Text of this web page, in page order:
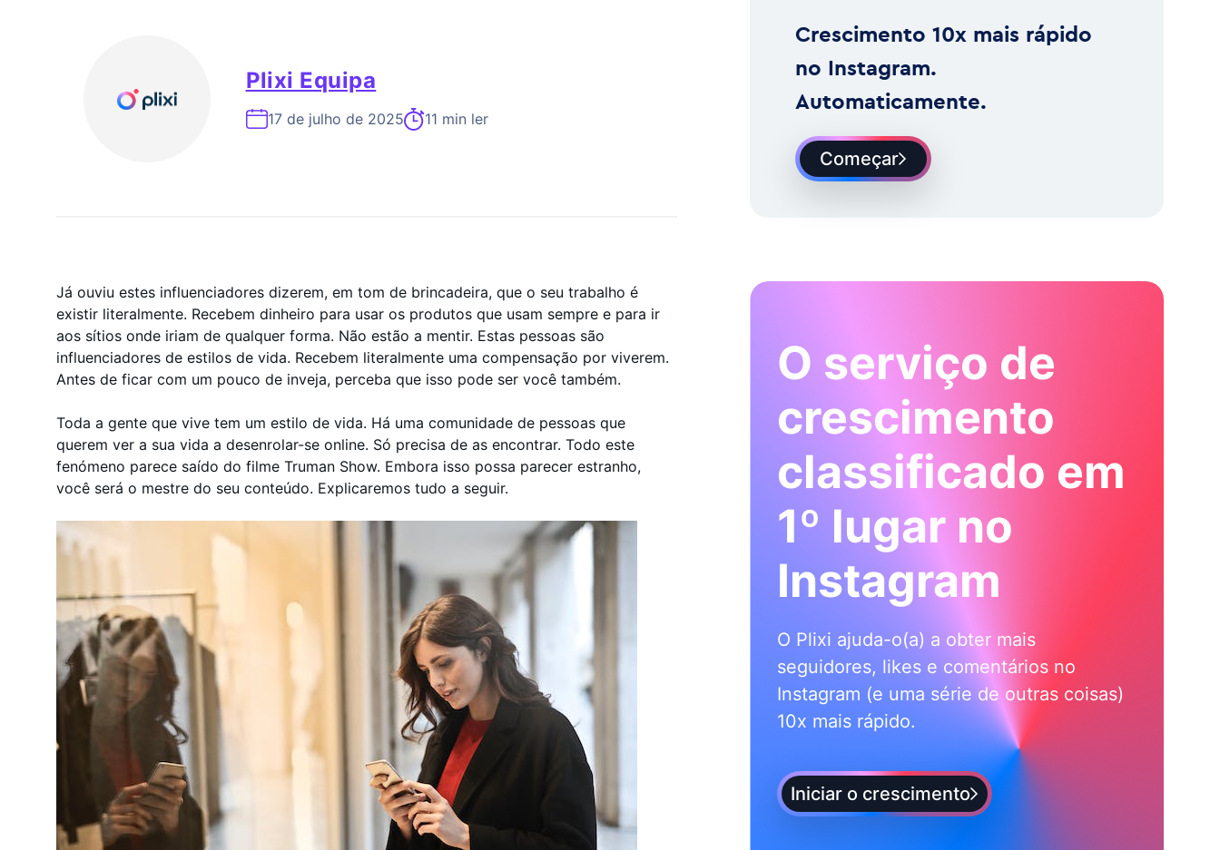
Plixi Equipa
17 de julho de 2025 11 min ler
Crescimento 10x mais rápido
no Instagram.
Automaticamente.
Começar
Já ouviu estes influenciadores dizerem, em tom de brincadeira, que o seu trabalho é
existir literalmente. Recebem dinheiro para usar os produtos que usam sempre e para ir
aos sítios onde iriam de qualquer forma. Não estão a mentir. Estas pessoas são
influenciadores de estilos de vida. Recebem literalmente uma compensação por viverem.
Antes de ficar com um pouco de inveja, perceba que isso pode ser você também.
Toda a gente que vive tem um estilo de vida. Há uma comunidade de pessoas que
querem ver a sua vida a desenrolar-se online. Só precisa de as encontrar. Todo este
fenómeno parece saído do filme Truman Show. Embora isso possa parecer estranho,
você será o mestre do seu conteúdo. Explicaremos tudo a seguir.
O serviço de
crescimento
classificado em
1º lugar no
Instagram
O Plixi ajuda-o(a) a obter mais
seguidores, likes e comentários no
Instagram (e uma série de outras coisas)
10x mais rápido.
Iniciar o crescimento